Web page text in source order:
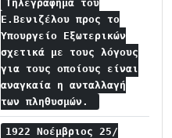
Τηλεγράφημα του
Ε.Βενιζέλου προς το
Υπουργείο Εξωτερικών
σχετικά με τους λόγους
για τους οποίους είναι
αναγκαία η ανταλλαγή
των πληθυσμών.
1922 Νοέμβριος 25/